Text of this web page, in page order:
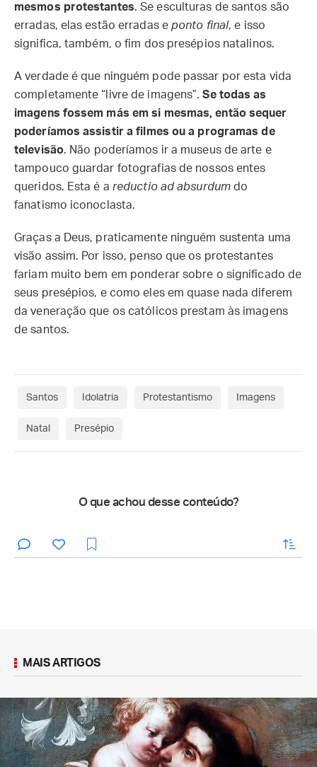
mesmos protestantes. Se esculturas de santos são
erradas, elas estão erradas eponto final, e isso
significa, também, o fim dos presépios natalinos.
A verdade é que ninguém pode passar por esta vida
completamente “livre de imagens”.Se todas as
imagens fossem más em si mesmas, então sequer
poderíamos assistir a filmes ou a programas de
televisão. Não poderíamos ir a museus de arte e
tampouco guardar fotografias de nossos entes
queridos. Esta é a reductio ad absurdumdo
fanatismo iconoclasta.
Graças a Deus, praticamente ninguém sustenta uma
visão assim. Por isso, penso que os protestantes
fariam muito bem em ponderar sobre o significado de
seus presépios, e como eles em quase nada diferem
da veneração que os católicos prestam às imagens
de santos.
Santos Idolatria Protestantismo Imagens
Natal Presépio
O que achou desse conteúdo?
enviar
MAIS ARTIGOS